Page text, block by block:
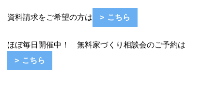
資料請求をご希望の方は こちら
ほぼ毎日開催中！ 無料家づくり相談会のご予約は
こちら